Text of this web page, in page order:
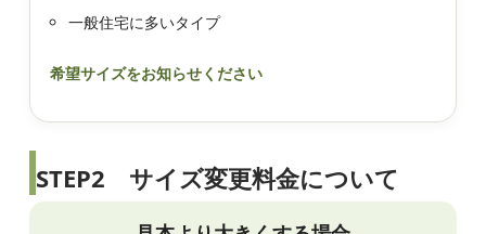
一般住宅に多いタイプ
希望サイズをお知らせください
STEP2 サイズ変更料金について